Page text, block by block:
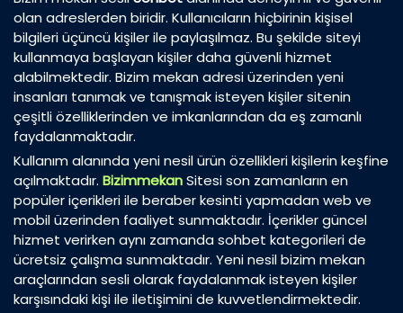
olan adreslerden biridir. Kullanıcıların hiçbirinin kişisel
bilgileri üçüncü kişiler ile paylaşılmaz. Bu şekilde siteyi
kullanmaya başlayan kişiler daha güvenli hizmet
alabilmektedir. Bizim mekan adresi üzerinden yeni
insanları tanımak ve tanışmak isteyen kişiler sitenin
çeşitli özelliklerinden ve imkanlarından da eş zamanlı
faydalanmaktadır.
Kullanım alanında yeni nesil ürün özellikleri kişilerin keşfine
açılmaktadır. BizimmekanSitesi son zamanların en
popüler içerikleri ile beraber kesinti yapmadan web ve
mobil üzerinden faaliyet sunmaktadır. İçerikler güncel
hizmet verirken aynı zamanda sohbet kategorileri de
ücretsiz çalışma sunmaktadır. Yeni nesil bizim mekan
araçlarından sesli olarak faydalanmak isteyen kişiler
karşısındaki kişi ile iletişimini de kuvvetlendirmektedir.